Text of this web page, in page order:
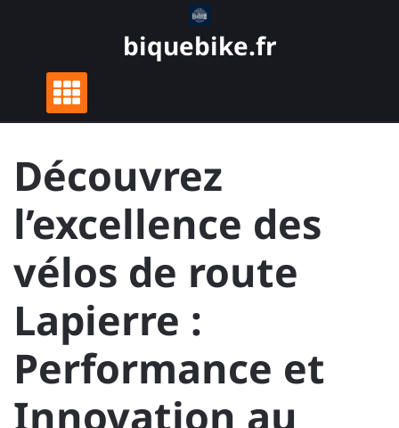
biquebike.fr
Découvrez
l’excellence des
vélos de route
Lapierre :
Performance et
Innovation au